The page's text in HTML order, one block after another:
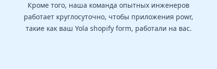
Кроме того, наша команда опытных инженеров
работает круглосуточно, чтобы приложения powr,
такие как ваш Yola shopify form, работали на вас.